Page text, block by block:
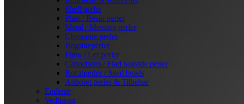
Shell perler
Plast / Resin perler
Metal / Messing perler
Cloisonne perler
Bogstavperler
Fimo / Ler perler
Cabochons / Flad bagside perler
Rocaiperler / Seed beads
Anboret perler & Tilbehør
Enderør
Vedhæng